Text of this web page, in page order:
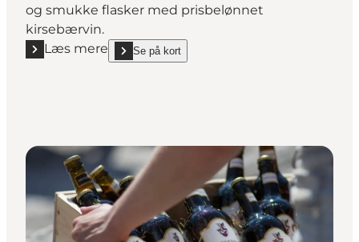
og smukke flasker med prisbelønnet
kirsebærvin.
Læs mere
Læs mere "Frederiksdal Kirsebærvin"
Se på kort
show Frederiksdal Kirsebærvin on_map